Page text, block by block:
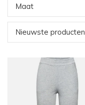
Maat
Nieuwste producten